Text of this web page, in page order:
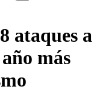
ataques a
más